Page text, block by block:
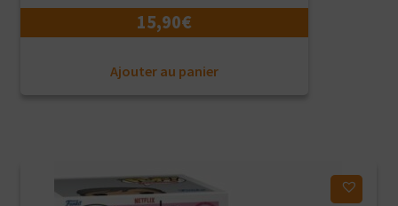
15,90€
Ajouter au panier
Ajouter à ma liste d'envies